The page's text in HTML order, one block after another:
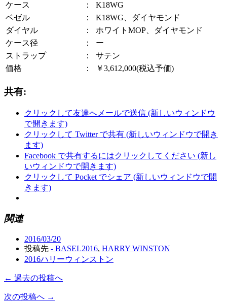
ケース
：
K18WG
ベゼル
：
K18WG、ダイヤモンド
ダイヤル
：
ホワイトMOP、ダイヤモンド
ケース径
：
ー
ストラップ
：
サテン
価格
： ￥3,612,000(税込予価)
共有:
クリックして友達へメールで送信 (新しいウィンドウ
で開きます)
クリックして Twitter で共有 (新しいウィンドウで開き
ます)
Facebook で共有するにはクリックしてください (新し
いウィンドウで開きます)
クリックして Pocket でシェア (新しいウィンドウで開
きます)
関連
2016/03/20
投稿先 - BASEL2016, HARRY WINSTON
2016ハリーウィンストン
← 過去の投稿へ
次の投稿へ →